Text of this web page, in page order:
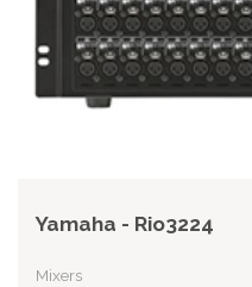
Yamaha - Rio3224
Mixers